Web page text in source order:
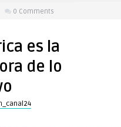
0 Comments
es la
de lo